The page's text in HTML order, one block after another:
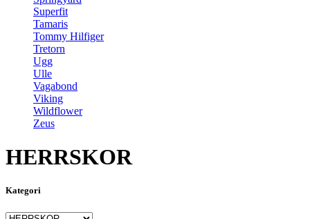
Superfit
Tamaris
Tommy Hilfiger
Tretorn
Ugg
Ulle
Vagabond
Viking
Wildflower
Zeus
HERRSKOR
Kategori